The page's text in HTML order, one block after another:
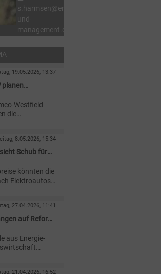
s.harmsen@energie-
und-
management.de
19.05.2026, 13:37
planen
Westfield
die
308
8.05.2026, 15:34
Schub für
könnten die
Elektroautos
auf Defizite
und
27.04.2026, 11:41
auf Reform
aus Energie-
21.04.2026, 16:52